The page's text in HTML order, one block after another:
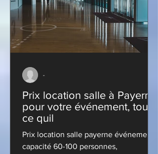
Prix location salle à Payerne
pour votre événement, tout
ce quil
Prix location salle payerne événement :
capacité 60-100 personnes,
-